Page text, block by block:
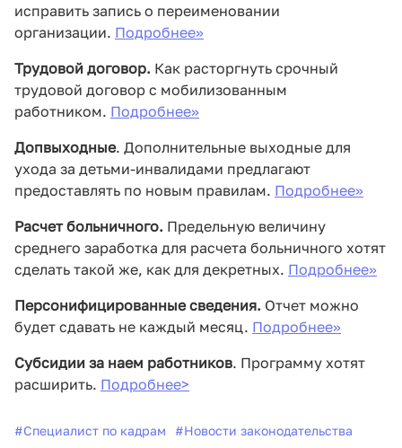
исправить запись о переименовании
организации. Подробнее>>
Трудовой договор. Как расторгнуть срочный
трудовой договор с мобилизованным
работником. Подробнее>>
Допвыходные. Дополнительные выходные для
ухода за детьми-инвалидами предлагают
предоставлять по новым правилам. Подробнее>>
Расчет больничного. Предельную величину
среднего заработка для расчета больничного хотят
сделать такой же, как для декретных. Подробнее>>
Персонифицированные сведения. Отчет можно
будет сдавать не каждый месяц. Подробнее>>
Субсидии за наем работников. Программу хотят
расширить. Подробнее>
#Специалист по кадрам #Новости законодательства